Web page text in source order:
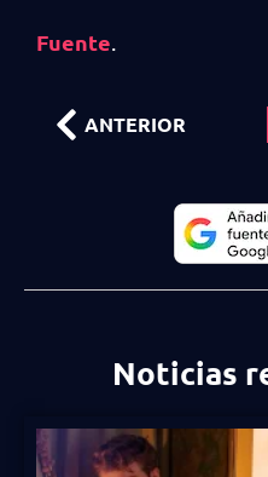
Fuente
ANTERIOR
Noticias